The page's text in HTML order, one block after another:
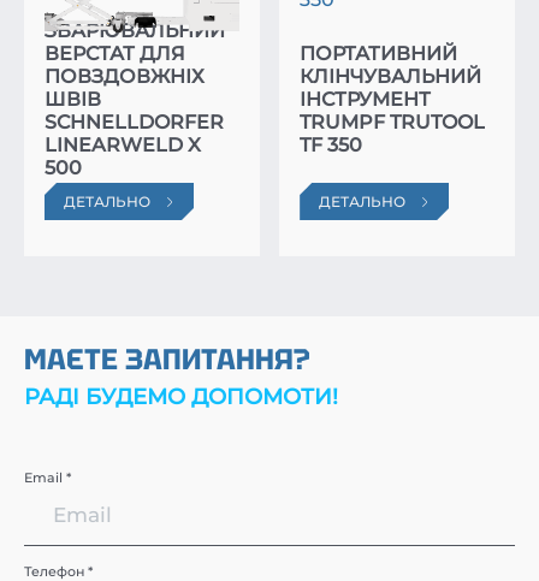
ЗВАРЮВАЛЬНИЙ
ВЕРСТАТ ДЛЯ
ПОВЗДОВЖНІХ
ШВІВ
SCHNELLDORFER
LINEARWELD X
500
ДЕТАЛЬНО
ПОРТАТИВНИЙ
КЛІНЧУВАЛЬНИЙ
ІНСТРУМЕНТ
TRUMPF TRUTOOL
TF 350
ДЕТАЛЬНО
МАЄТЕ ЗАПИТАННЯ?
РАДІ БУДЕМО ДОПОМОТИ!
Email *
Телефон *